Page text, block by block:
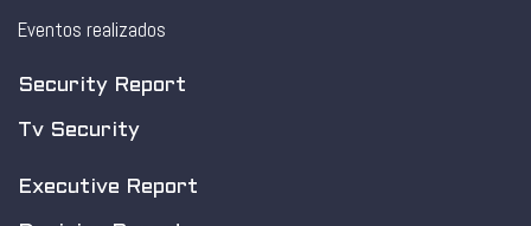
Eventos realizados
Security Report
Tv Security
Executive Report